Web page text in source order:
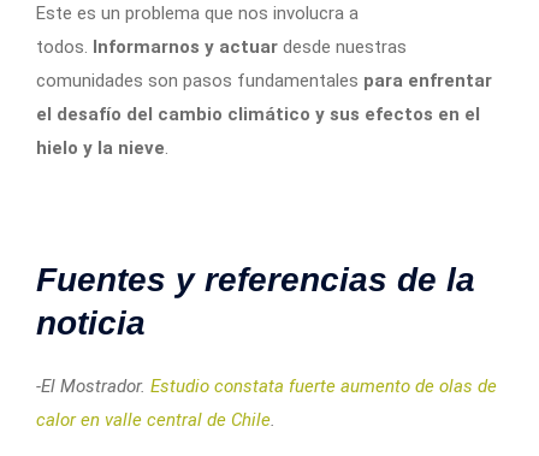
Este es un problema que nos involucra a
todos. Informarnos y actuar desde nuestras
comunidades son pasos fundamentales para enfrentar
el desafío del cambio climático y sus efectos en el
hielo y la nieve.
Fuentes y referencias de la
noticia
-El Mostrador. Estudio constata fuerte aumento de olas de
calor en valle central de Chile.